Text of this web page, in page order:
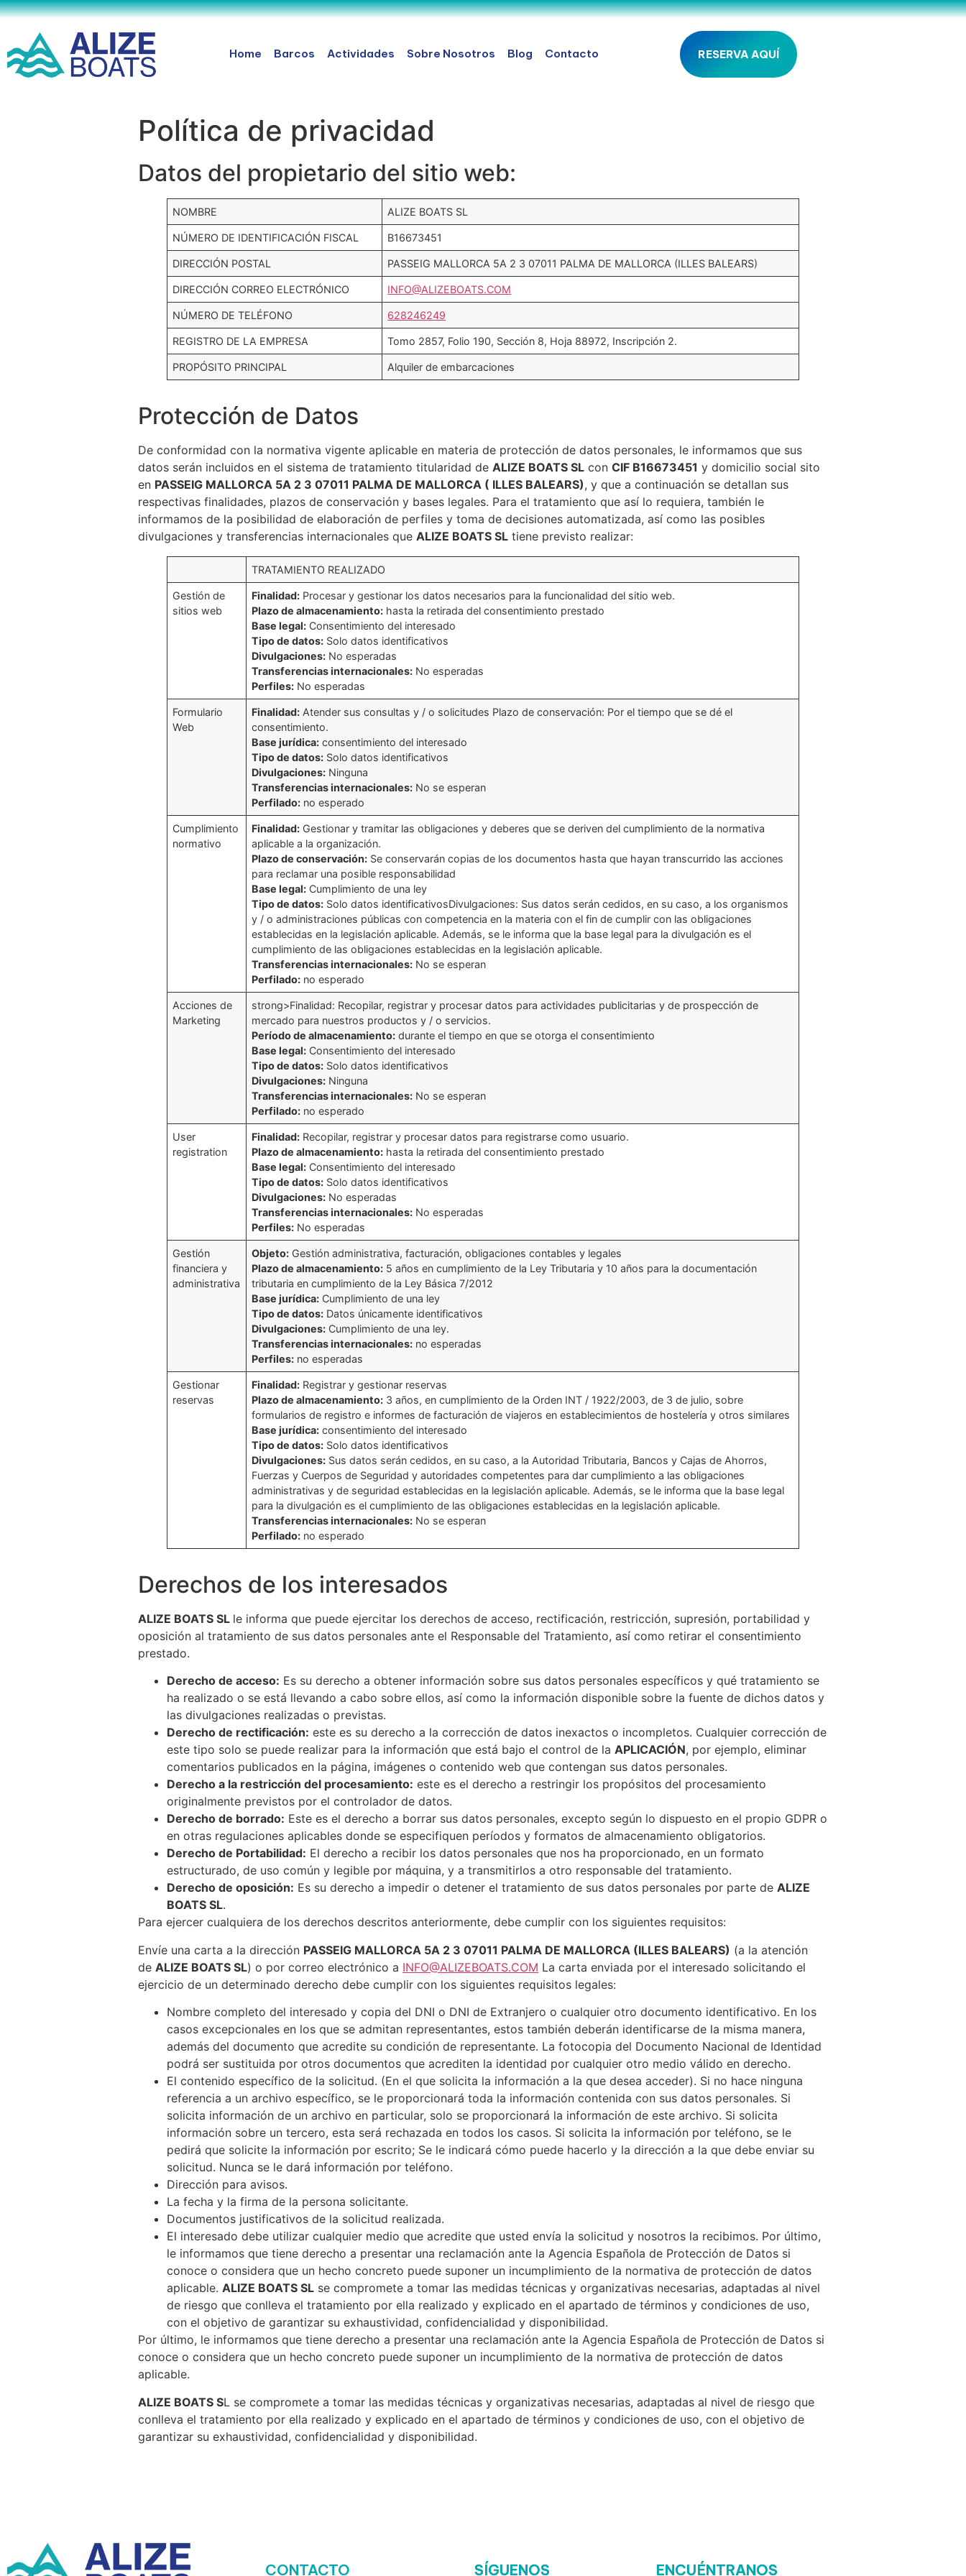
Home Barcos Actividades Sobre Nosotros Blog Contacto RESERVA AQUÍ
Política de privacidad
Datos del propietario del sitio web:
NOMBRE ALIZE BOATS SL
NÚMERO DE IDENTIFICACIÓN FISCAL B16673451
DIRECCIÓN POSTAL PASSEIG MALLORCA 5A 2 3 07011 PALMA DE MALLORCA (ILLES BALEARS)
DIRECCIÓN CORREO ELECTRÓNICO INFO@ALIZEBOATS.COM
NÚMERO DE TELÉFONO 628246249
REGISTRO DE LA EMPRESA Tomo 2857, Folio 190, Sección 8, Hoja 88972, Inscripción 2.
PROPÓSITO PRINCIPAL Alquiler de embarcaciones
Protección de Datos
De conformidad con la normativa vigente aplicable en materia de protección de datos personales, le informamos que sus
datos serán incluidos en el sistema de tratamiento titularidad de ALIZE BOATS SL con CIF B16673451 y domicilio social sito
en PASSEIG MALLORCA 5A 2 3 07011 PALMA DE MALLORCA ( ILLES BALEARS), y que a continuación se detallan sus
respectivas finalidades, plazos de conservación y bases legales. Para el tratamiento que así lo requiera, también le
informamos de la posibilidad de elaboración de perfiles y toma de decisiones automatizada, así como las posibles
divulgaciones y transferencias internacionales que ALIZE BOATS SL tiene previsto realizar:
TRATAMIENTO REALIZADO
Gestión de
sitios web
Finalidad: Procesar y gestionar los datos necesarios para la funcionalidad del sitio web.
Plazo de almacenamiento: hasta la retirada del consentimiento prestado
Base legal: Consentimiento del interesado
Tipo de datos: Solo datos identificativos
Divulgaciones: No esperadas
Transferencias internacionales: No esperadas
Perfiles: No esperadas
Formulario
Web
Finalidad: Atender sus consultas y / o solicitudes Plazo de conservación: Por el tiempo que se dé el
consentimiento.
Base jurídica: consentimiento del interesado
Tipo de datos: Solo datos identificativos
Divulgaciones: Ninguna
Transferencias internacionales: No se esperan
Perfilado: no esperado
Cumplimiento
normativo
Finalidad: Gestionar y tramitar las obligaciones y deberes que se deriven del cumplimiento de la normativa
aplicable a la organización.
Plazo de conservación: Se conservarán copias de los documentos hasta que hayan transcurrido las acciones
para reclamar una posible responsabilidad
Base legal: Cumplimiento de una ley
Tipo de datos: Solo datos identificativosDivulgaciones: Sus datos serán cedidos, en su caso, a los organismos
y / o administraciones públicas con competencia en la materia con el fin de cumplir con las obligaciones
establecidas en la legislación aplicable. Además, se le informa que la base legal para la divulgación es el
cumplimiento de las obligaciones establecidas en la legislación aplicable.
Transferencias internacionales: No se esperan
Perfilado: no esperado
Acciones de
Marketing
strong>Finalidad: Recopilar, registrar y procesar datos para actividades publicitarias y de prospección de
mercado para nuestros productos y / o servicios.
Período de almacenamiento: durante el tiempo en que se otorga el consentimiento
Base legal: Consentimiento del interesado
Tipo de datos: Solo datos identificativos
Divulgaciones: Ninguna
Transferencias internacionales: No se esperan
Perfilado: no esperado
User
registration
Finalidad: Recopilar, registrar y procesar datos para registrarse como usuario.
Plazo de almacenamiento: hasta la retirada del consentimiento prestado
Base legal: Consentimiento del interesado
Tipo de datos: Solo datos identificativos
Divulgaciones: No esperadas
Transferencias internacionales: No esperadas
Perfiles: No esperadas
Gestión
financiera y
administrativa
Objeto: Gestión administrativa, facturación, obligaciones contables y legales
Plazo de almacenamiento: 5 años en cumplimiento de la Ley Tributaria y 10 años para la documentación
tributaria en cumplimiento de la Ley Básica 7/2012
Base jurídica: Cumplimiento de una ley
Tipo de datos: Datos únicamente identificativos
Divulgaciones: Cumplimiento de una ley.
Transferencias internacionales: no esperadas
Perfiles: no esperadas
Gestionar
reservas
Finalidad: Registrar y gestionar reservas
Plazo de almacenamiento: 3 años, en cumplimiento de la Orden INT / 1922/2003, de 3 de julio, sobre
formularios de registro e informes de facturación de viajeros en establecimientos de hostelería y otros similares
Base jurídica: consentimiento del interesado
Tipo de datos: Solo datos identificativos
Divulgaciones: Sus datos serán cedidos, en su caso, a la Autoridad Tributaria, Bancos y Cajas de Ahorros,
Fuerzas y Cuerpos de Seguridad y autoridades competentes para dar cumplimiento a las obligaciones
administrativas y de seguridad establecidas en la legislación aplicable. Además, se le informa que la base legal
para la divulgación es el cumplimiento de las obligaciones establecidas en la legislación aplicable.
Transferencias internacionales: No se esperan
Perfilado: no esperado
Derechos de los interesados
ALIZE BOATS SL le informa que puede ejercitar los derechos de acceso, rectificación, restricción, supresión, portabilidad y
oposición al tratamiento de sus datos personales ante el Responsable del Tratamiento, así como retirar el consentimiento
prestado.
Derecho de acceso: Es su derecho a obtener información sobre sus datos personales específicos y qué tratamiento se
ha realizado o se está llevando a cabo sobre ellos, así como la información disponible sobre la fuente de dichos datos y
las divulgaciones realizadas o previstas.
Derecho de rectificación: este es su derecho a la corrección de datos inexactos o incompletos. Cualquier corrección de
este tipo solo se puede realizar para la información que está bajo el control de la APLICACIÓN, por ejemplo, eliminar
comentarios publicados en la página, imágenes o contenido web que contengan sus datos personales.
Derecho a la restricción del procesamiento: este es el derecho a restringir los propósitos del procesamiento
originalmente previstos por el controlador de datos.
Derecho de borrado: Este es el derecho a borrar sus datos personales, excepto según lo dispuesto en el propio GDPR o
en otras regulaciones aplicables donde se especifiquen períodos y formatos de almacenamiento obligatorios.
Derecho de Portabilidad: El derecho a recibir los datos personales que nos ha proporcionado, en un formato
estructurado, de uso común y legible por máquina, y a transmitirlos a otro responsable del tratamiento.
Derecho de oposición: Es su derecho a impedir o detener el tratamiento de sus datos personales por parte de ALIZE
BOATS SL.
Para ejercer cualquiera de los derechos descritos anteriormente, debe cumplir con los siguientes requisitos:
Envíe una carta a la dirección PASSEIG MALLORCA 5A 2 3 07011 PALMA DE MALLORCA (ILLES BALEARS) (a la atención
de ALIZE BOATS SL) o por correo electrónico a INFO@ALIZEBOATS.COM La carta enviada por el interesado solicitando el
ejercicio de un determinado derecho debe cumplir con los siguientes requisitos legales:
Nombre completo del interesado y copia del DNI o DNI de Extranjero o cualquier otro documento identificativo. En los
casos excepcionales en los que se admitan representantes, estos también deberán identificarse de la misma manera,
además del documento que acredite su condición de representante. La fotocopia del Documento Nacional de Identidad
podrá ser sustituida por otros documentos que acrediten la identidad por cualquier otro medio válido en derecho.
El contenido específico de la solicitud. (En el que solicita la información a la que desea acceder). Si no hace ninguna
referencia a un archivo específico, se le proporcionará toda la información contenida con sus datos personales. Si
solicita información de un archivo en particular, solo se proporcionará la información de este archivo. Si solicita
información sobre un tercero, esta será rechazada en todos los casos. Si solicita la información por teléfono, se le
pedirá que solicite la información por escrito; Se le indicará cómo puede hacerlo y la dirección a la que debe enviar su
solicitud. Nunca se le dará información por teléfono.
Dirección para avisos.
La fecha y la firma de la persona solicitante.
Documentos justificativos de la solicitud realizada.
El interesado debe utilizar cualquier medio que acredite que usted envía la solicitud y nosotros la recibimos. Por último,
le informamos que tiene derecho a presentar una reclamación ante la Agencia Española de Protección de Datos si
conoce o considera que un hecho concreto puede suponer un incumplimiento de la normativa de protección de datos
aplicable. ALIZE BOATS SL se compromete a tomar las medidas técnicas y organizativas necesarias, adaptadas al nivel
de riesgo que conlleva el tratamiento por ella realizado y explicado en el apartado de términos y condiciones de uso,
con el objetivo de garantizar su exhaustividad, confidencialidad y disponibilidad.
Por último, le informamos que tiene derecho a presentar una reclamación ante la Agencia Española de Protección de Datos si
conoce o considera que un hecho concreto puede suponer un incumplimiento de la normativa de protección de datos
aplicable.
ALIZE BOATS SL se compromete a tomar las medidas técnicas y organizativas necesarias, adaptadas al nivel de riesgo que
conlleva el tratamiento por ella realizado y explicado en el apartado de términos y condiciones de uso, con el objetivo de
garantizar su exhaustividad, confidencialidad y disponibilidad.
CONTACTO SÍGUENOS ENCUÉNTRANOS